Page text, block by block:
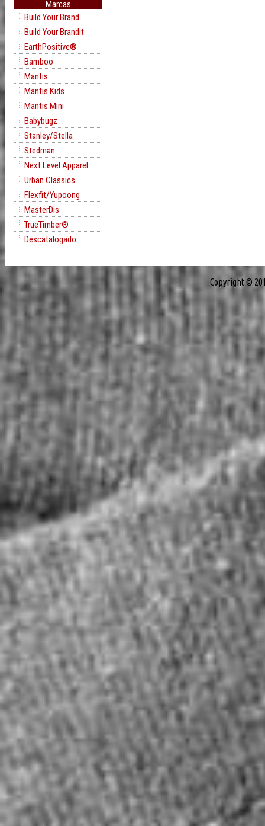
Marcas
Build Your Brand
Build Your Brandit
EarthPositive®
Bamboo
Mantis
Mantis Kids
Mantis Mini
Babybugz
Stanley/Stella
Stedman
Next Level Apparel
Urban Classics
Flexfit/Yupoong
MasterDis
TrueTimber®
Descatalogado
Copyright ©